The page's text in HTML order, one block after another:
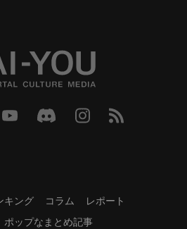
キング コラム
レポート
ポップなまとめ記事